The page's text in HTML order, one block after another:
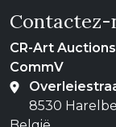
Contactez-
CR-Art Auctions
CommV
8530